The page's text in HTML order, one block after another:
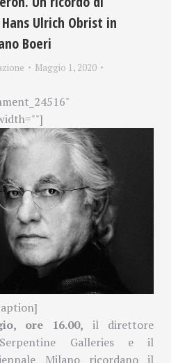
Ulrich Obrist in
Boeri
Maggio 1, 2020
ore 16.00, il direttore
Galleries e il
Milano ricordano il